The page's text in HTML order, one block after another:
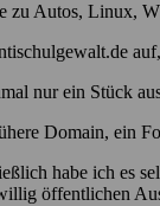
zu Autos, Linux,
nur ein Stück
Domain, ein
habe ich es
öffentlichen